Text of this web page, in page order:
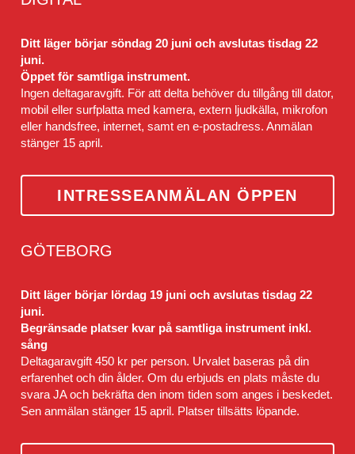
Ditt läger börjar söndag 20 juni och avslutas tisdag 22
juni.
Öppet för samtliga instrument.
Ingen deltagaravgift. För att delta behöver du tillgång till dator,
mobil eller surfplatta med kamera, extern ljudkälla, mikrofon
eller handsfree, internet, samt en e-postadress. Anmälan
stänger 15 april.
INTRESSEANMÄLAN ÖPPEN
GÖTEBORG
Ditt läger börjar lördag 19 juni och avslutas tisdag 22
juni.
Begränsade platser kvar på samtliga instrument inkl.
sång
Deltagaravgift 450 kr per person. Urvalet baseras på din
erfarenhet och din ålder. Om du erbjuds en plats måste du
svara JA och bekräfta den inom tiden som anges i beskedet.
Sen anmälan stänger 15 april. Platser tillsätts löpande.